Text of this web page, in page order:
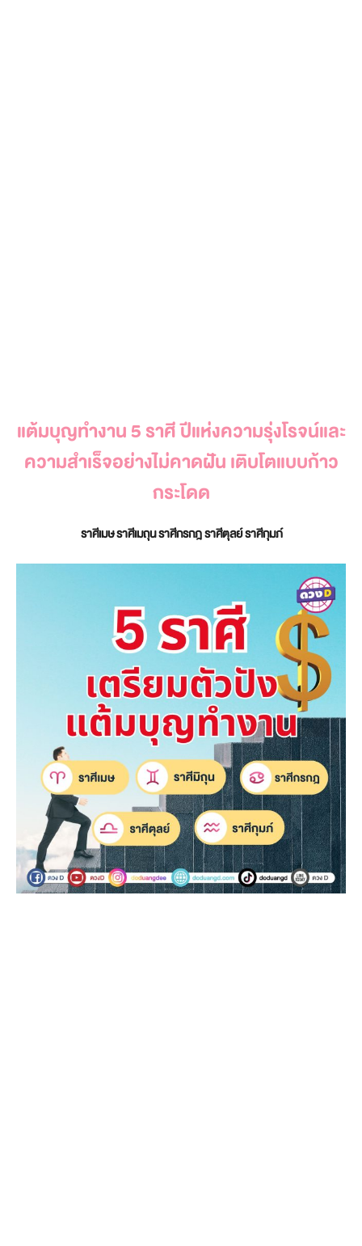
แต้มบุญทำงาน 5 ราศี ปีแห่งความรุ่งโรจน์และ
ความสำเร็จอย่างไม่คาดฝัน เติบโตแบบก้าว
กระโดด
ราศีเมษ ราศีเมถุน ราศีกรกฎ ราศีตุลย์ ราศีกุมภ์